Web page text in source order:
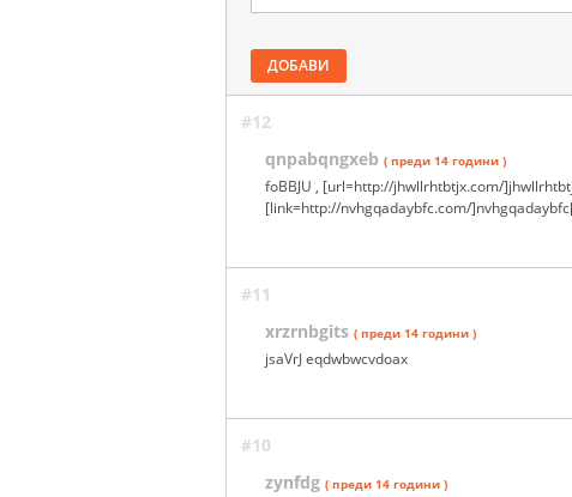
ДОБАВИ
#12
qnpabqngxeb ( преди 14 години )
foBBJU , [url=http://jhwllrhtbtjx.com/
[link=http://nvhgqadaybfc.com/
#11
xrzrnbgits ( преди 14 години )
jsaVrJ eqdwbwcvdoax
#10
zynfdg ( преди 14 години )